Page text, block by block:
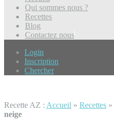
Qui sommes nous ?
Recettes
Blog
Contactez nous
Login
Inscription
Chercher
Recette AZ : Accueil » Recettes »
neige